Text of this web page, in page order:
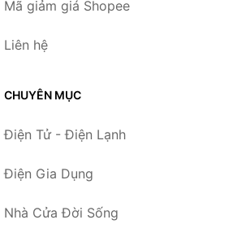
Mã giảm giá Shopee
Liên hệ
CHUYÊN MỤC
Điện Tử - Điện Lạnh
Điện Gia Dụng
Nhà Cửa Đời Sống